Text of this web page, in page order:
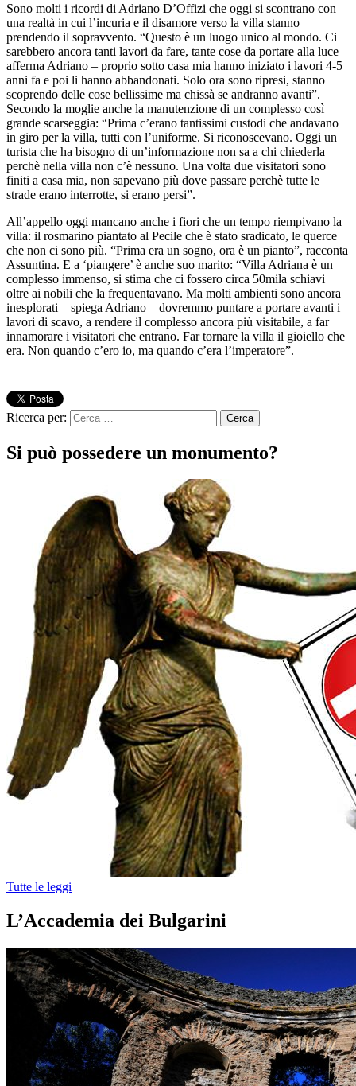
Sono molti i ricordi di Adriano D’Offizi che oggi si scontrano con
una realtà in cui l’incuria e il disamore verso la villa stanno
prendendo il sopravvento. “Questo è un luogo unico al mondo. Ci
sarebbero ancora tanti lavori da fare, tante cose da portare alla luce –
afferma Adriano – proprio sotto casa mia hanno iniziato i lavori 4-5
anni fa e poi li hanno abbandonati. Solo ora sono ripresi, stanno
scoprendo delle cose bellissime ma chissà se andranno avanti”.
Secondo la moglie anche la manutenzione di un complesso così
grande scarseggia: “Prima c’erano tantissimi custodi che andavano
in giro per la villa, tutti con l’uniforme. Si riconoscevano. Oggi un
turista che ha bisogno di un’informazione non sa a chi chiederla
perchè nella villa non c’è nessuno. Una volta due visitatori sono
finiti a casa mia, non sapevano più dove passare perchè tutte le
strade erano interrotte, si erano persi”.
All’appello oggi mancano anche i fiori che un tempo riempivano la
villa: il rosmarino piantato al Pecile che è stato sradicato, le querce
che non ci sono più. “Prima era un sogno, ora è un pianto”, racconta
Assuntina. E a ‘piangere’ è anche suo marito: “Villa Adriana è un
complesso immenso, si stima che ci fossero circa 50mila schiavi
oltre ai nobili che la frequentavano. Ma molti ambienti sono ancora
inesplorati – spiega Adriano – dovremmo puntare a portare avanti i
lavori di scavo, a rendere il complesso ancora più visitabile, a far
innamorare i visitatori che entrano. Far tornare la villa il gioiello che
era. Non quando c’ero io, ma quando c’era l’imperatore”.
Ricerca per:
Si può possedere un monumento?
Tutte le leggi
L’Accademia dei Bulgarini